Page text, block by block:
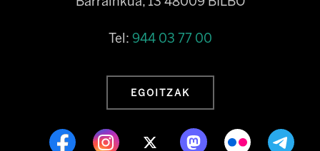
Tel: 944 03 77 00
EGOITZAK